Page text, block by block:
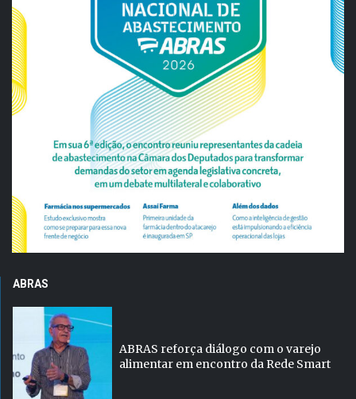
ABRAS
ABRAS reforça diálogo com o varejo
alimentar em encontro da Rede Smart